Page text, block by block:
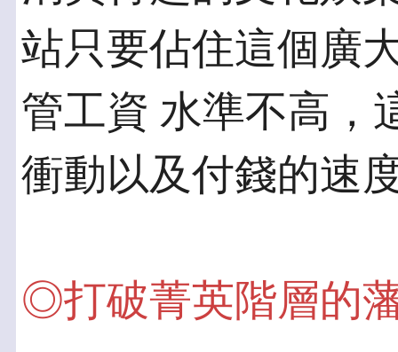
站只要佔住這個廣
管工資 水準不高，
衝動以及付錢的速
◎打破菁英階層的